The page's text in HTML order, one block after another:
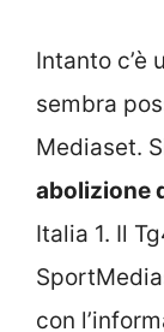
Intanto c’è
sembra
Mediaset.
abolizione
Italia 1. Il
con